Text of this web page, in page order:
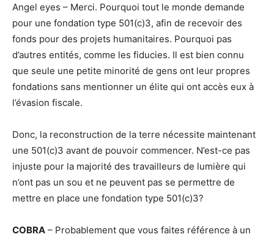
Angel eyes – Merci. Pourquoi tout le monde demande
pour une fondation type 501(c)3, afin de recevoir des
fonds pour des projets humanitaires. Pourquoi pas
d’autres entités, comme les fiducies. Il est bien connu
que seule une petite minorité de gens ont leur propres
fondations sans mentionner un élite qui ont accès eux à
l’évasion fiscale.
Donc, la reconstruction de la terre nécessite maintenant
une 501(c)3 avant de pouvoir commencer. N’est-ce pas
injuste pour la majorité des travailleurs de lumière qui
n’ont pas un sou et ne peuvent pas se permettre de
mettre en place une fondation type 501(c)3?
COBRA – Probablement que vous faites référence à un